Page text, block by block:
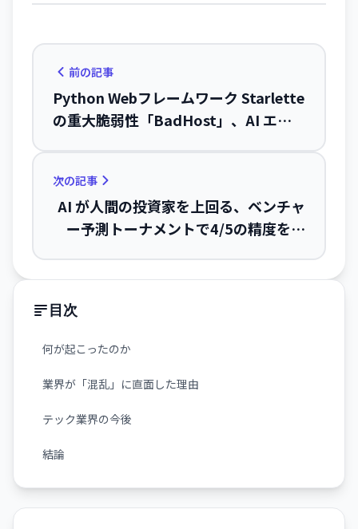
前の記事
Python Webフレームワーク Starlette
の重大脆弱性「BadHost」、AI エー
次の記事
AI が人間の投資家を上回る、ベンチャ
ー予測トーナメントで4/5の精度を実
目次
何が起こったのか
業界が「混乱」に直面した理由
テック業界の今後
結論